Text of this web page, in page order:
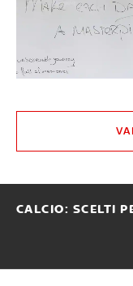
CALCIO: SCELTI